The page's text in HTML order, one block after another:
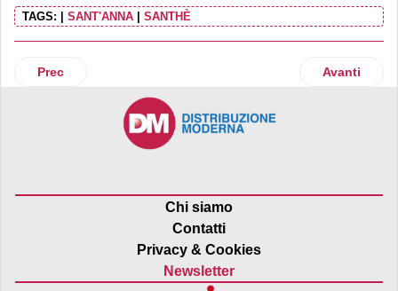
TAGS: SANT'ANNA SANTHÈ
Articolo precedente: Bombay Sapphire presenta
Prec Articolo
Avanti
Chi siamo
Contatti
Privacy & Cookies
Newsletter